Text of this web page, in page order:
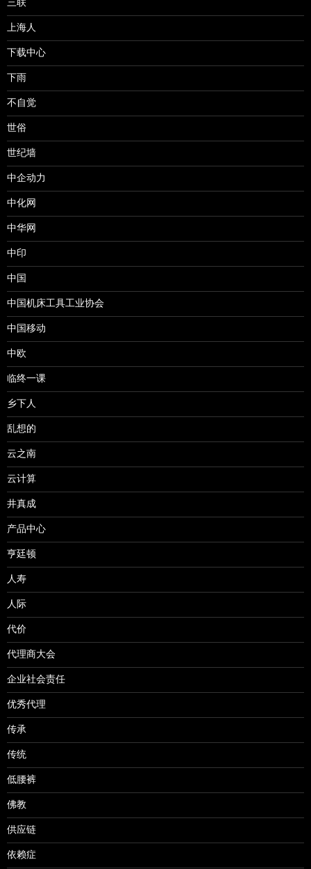
三联
上海人
下载中心
下雨
不自觉
世俗
世纪墙
中企动力
中化网
中华网
中印
中国
中国机床工具工业协会
中国移动
中欧
临终一课
乡下人
乱想的
云之南
云计算
井真成
产品中心
亨廷顿
人寿
人际
代价
代理商大会
企业社会责任
优秀代理
传承
传统
低腰裤
佛教
供应链
依赖症